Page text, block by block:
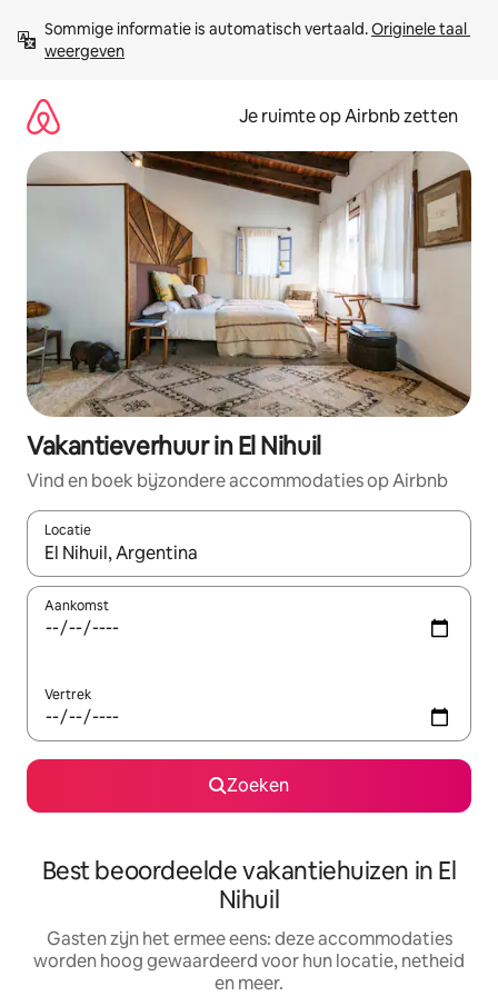
direct
naar
Sommige informatie is automatisch vertaald. Originele taal
weergeven
Je ruimte op Airbnb zetten
Vakantieverhuur in El Nihuil
Vind en boek bijzondere accommodaties op Airbnb
Locatie
Wanneer er suggesties beschikbaar zijn, maak je een keuze
Aankomst
Vertrek
Zoeken
Best beoordeelde vakantiehuizen in El
Nihuil
Gasten zijn het ermee eens: deze accommodaties
worden hoog gewaardeerd voor hun locatie, netheid
en meer.